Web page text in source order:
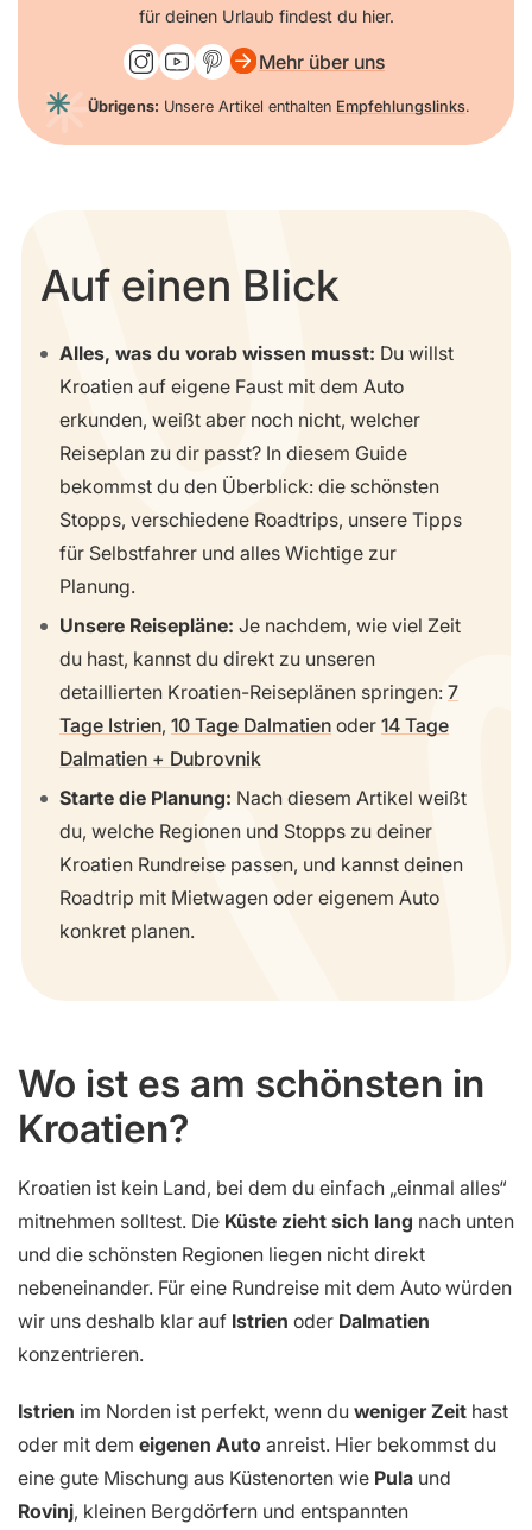
für deinen Urlaub findest du hier.
Mehr über uns
Übrigens: Unsere Artikel enthalten Empfehlungslinks.
Auf einen Blick
Alles, was du vorab wissen musst: Du willst
Kroatien auf eigene Faust mit dem Auto
erkunden, weißt aber noch nicht, welcher
Reiseplan zu dir passt? In diesem Guide
bekommst du den Überblick: die schönsten
Stopps, verschiedene Roadtrips, unsere Tipps
für Selbstfahrer und alles Wichtige zur
Planung.
Unsere Reisepläne: Je nachdem, wie viel Zeit
du hast, kannst du direkt zu unseren
detaillierten Kroatien-Reiseplänen springen: 7
Tage Istrien, 10 Tage Dalmatien oder 14 Tage
Dalmatien + Dubrovnik
Starte die Planung: Nach diesem Artikel weißt
du, welche Regionen und Stopps zu deiner
Kroatien Rundreise passen, und kannst deinen
Roadtrip mit Mietwagen oder eigenem Auto
konkret planen.
Wo ist es am schönsten in
Kroatien?
Kroatien ist kein Land, bei dem du einfach „einmal alles“
mitnehmen solltest. Die Küste zieht sich lang nach unten
und die schönsten Regionen liegen nicht direkt
nebeneinander. Für eine Rundreise mit dem Auto würden
wir uns deshalb klar auf Istrien oder Dalmatien
konzentrieren.
Istrien im Norden ist perfekt, wenn du weniger Zeit hast
oder mit dem eigenen Auto anreist. Hier bekommst du
eine gute Mischung aus Küstenorten wie Pula und
Rovinj, kleinen Bergdörfern und entspannten